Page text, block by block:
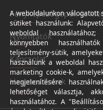
Fényképezőgépek és
Nyomtatók
Kapcsolat
Hasznos linkek
A weboldalunkon válogatott
sütiket használunk:
weboldal
könnyebben
teljesítmény-sütik,
használunk a weboldal
marketing cookie-k,
megjelenítésére
lehetőséget választja,
használatához. A